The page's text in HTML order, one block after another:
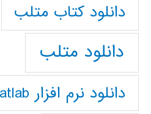
دانلود كتاب متلب
دانلود متلب
دانلود نرم افزار Matlab